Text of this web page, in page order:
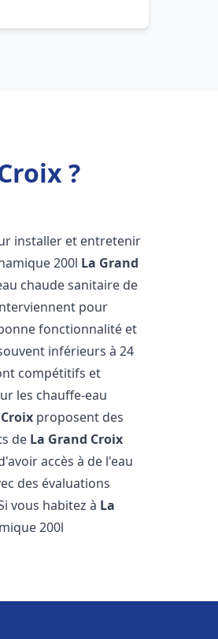
?
installer et entretenir
200l La Grand
chaude sanitaire de
pour
fonctionnalité et
inférieurs à 24
compétitifs et
les chauffe-eau
proposent des
de La Grand Croix
accès à de l'eau
des évaluations
vous habitez à La
200l